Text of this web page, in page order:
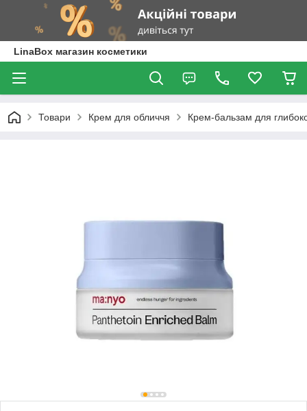
LinaBox магазин косметики
Товари Крем для обличчя Крем-бальзам для